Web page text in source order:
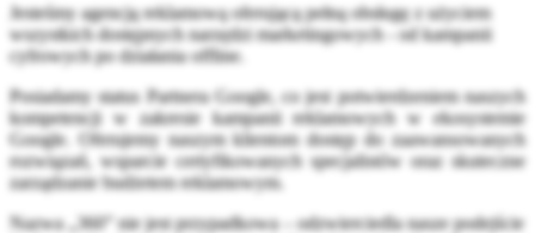
Jesteśmy agencją reklamową oferującą pełną obsługę z użyciem
wszystkich dostępnych narzędzi marketingowych - od kampanii
cyfrowych po działania offline.
Posiadamy status Partnera Google, co jest potwierdzeniem naszych
kompetencji w zakresie kampanii reklamowych w ekosystemie
Google. Oferujemy naszym klientom dostęp do zaawansowanych
rozwiązań, wsparcie certyfikowanych specjalistów oraz skuteczne
zarządzanie budżetem reklamowym.
Nazwa „360” nie jest przypadkowa – odzwierciedla nasze podejście